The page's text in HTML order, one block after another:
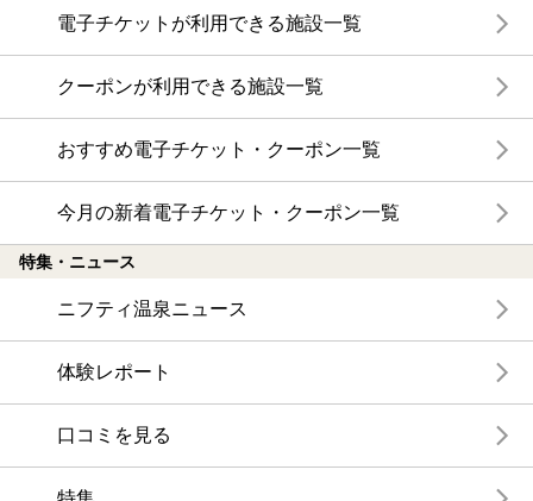
電子チケットが利用できる施設一覧
クーポンが利用できる施設一覧
おすすめ電子チケット・クーポン一覧
今月の新着電子チケット・クーポン一覧
特集・ニュース
ニフティ温泉ニュース
体験レポート
口コミを見る